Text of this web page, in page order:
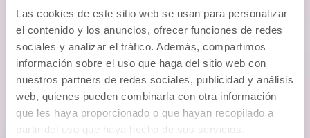
Las cookies de este sitio web se usan para personalizar
el contenido y los anuncios, ofrecer funciones de redes
sociales y analizar el tráfico. Además, compartimos
información sobre el uso que haga del sitio web con
nuestros partners de redes sociales, publicidad y análisis
web, quienes pueden combinarla con otra información
que les haya proporcionado o que hayan recopilado a
partir del uso que haya hecho de sus servicios.
Kontsulta